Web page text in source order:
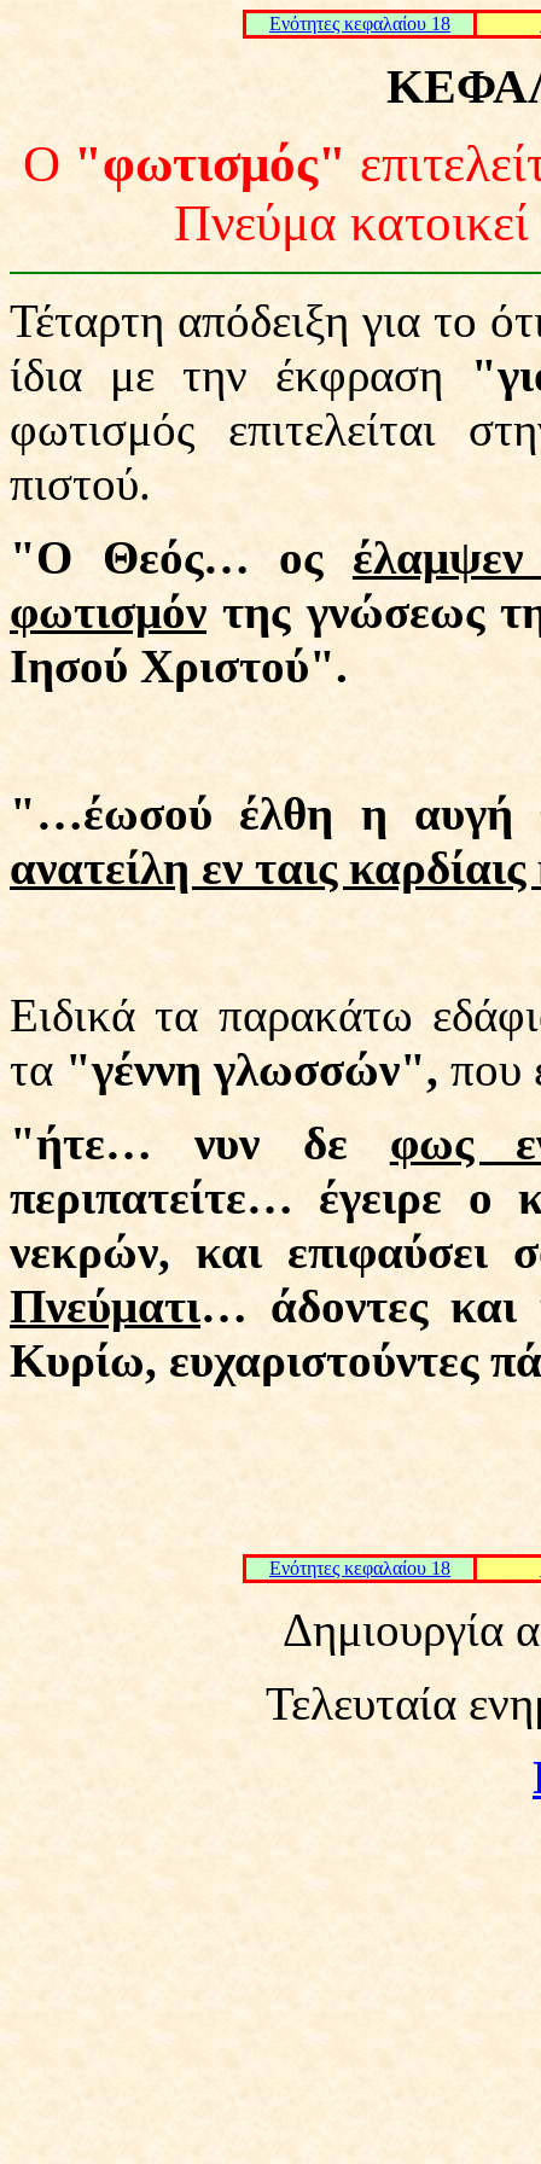
Ενότητες κεφαλαίου 18
Ο "φωτισμός"
Πνεύμα
Τέταρτη απόδειξη για το
ίδια με την έκφραση
φωτισμός επιτελείται
πιστού.
"O Θεός… ος
φωτισμόν της γνώσεως
Ιησού Χριστού".
"…έωσού έλθη η αυγή
ανατείλη εν ταις
Ειδικά τα παρακάτω
τα "γέννη γλωσσών", που
"ήτε… νυν δε φως
περιπατείτε… έγειρε
νεκρών, και
Πνεύματι… άδοντες και
Κυρίω, ευχαριστούντες
Ενότητες κεφαλαίου 18
Δημιουργία
Τελευταία